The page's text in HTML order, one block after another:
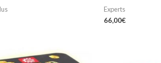
Experts
66,00€